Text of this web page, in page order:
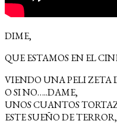
DIME,
QUE ESTAMOS EN EL
VIENDO UNA PELI ZETA
O SI NO…..DAME,
UNOS CUANTOS
ESTE SUEÑO DE TERROR,